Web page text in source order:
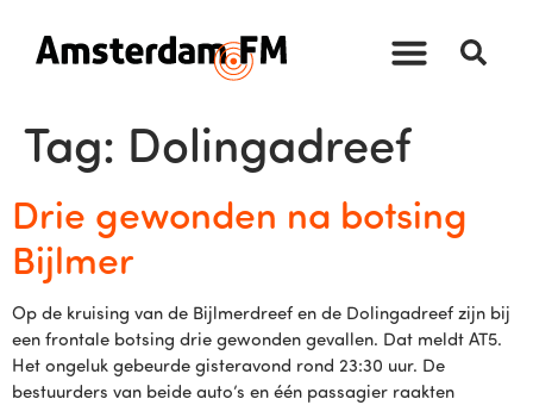
Tag: Dolingadreef
Drie gewonden na botsing
Bijlmer
Op de kruising van de Bijlmerdreef en de Dolingadreef zijn bij
een frontale botsing drie gewonden gevallen. Dat meldt AT5.
Het ongeluk gebeurde gisteravond rond 23:30 uur. De
bestuurders van beide auto’s en één passagier raakten